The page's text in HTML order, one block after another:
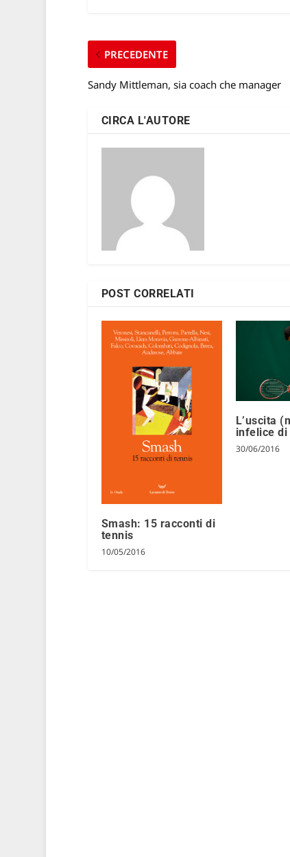
PRECEDENTE
Sandy Mittleman, sia coach che manager
CIRCA L'AUTORE
POST CORRELATI
Smash: 15 racconti di
tennis
10/05/2016
L’uscita
infelice di
30/06/2016